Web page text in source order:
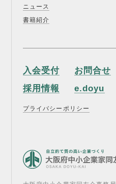
ニュース
書籍紹介
入会受付 お問合せ
採用情報
e.doyu
プライバシーポリシー